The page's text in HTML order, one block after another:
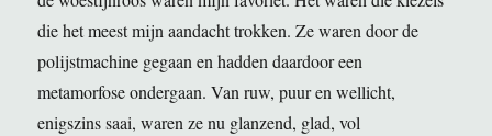
die het meest mijn aandacht trokken. Ze waren door de
polijstmachine gegaan en hadden daardoor een
metamorfose ondergaan. Van ruw, puur en wellicht,
enigszins saai, waren ze nu glanzend, glad, vol